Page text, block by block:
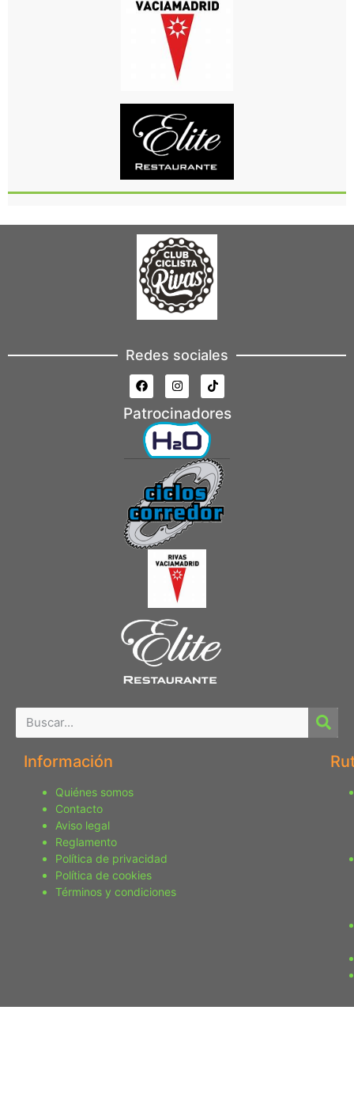
Redes sociales
Patrocinadores
Información
Quiénes somos
Contacto
Aviso legal
Reglamento
Política de privacidad
Política de cookies
Términos y condiciones